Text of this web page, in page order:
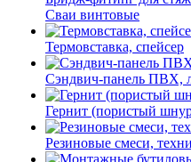
Сваи винтовые
Термовставка, спейсер
Сэндвич-панель ПВХ,
Гернит (пористый
Резиновые смеси,